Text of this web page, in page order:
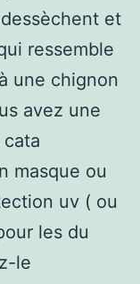
et
ressemble
une chignon
avez une
masque ou
uv ( ou
les du
le